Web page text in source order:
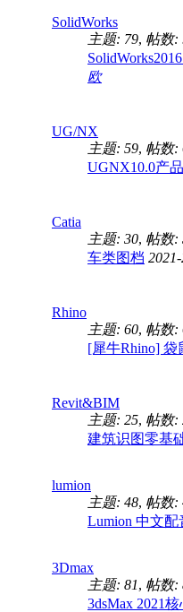
SolidWorks
主题: 79, 帖数:
欧
UG/NX
主题: 59, 帖数:
UGNX10.0产
Catia
主题: 30, 帖数:
车类图档
Rhino
主题: 60, 帖数:
[犀牛Rhino] 袋
Revit&BIM
主题: 25, 帖数:
建筑识图零基
lumion
主题: 48, 帖数:
Lumion 中文
3Dmax
主题: 81, 帖数:
3dsMax 2021